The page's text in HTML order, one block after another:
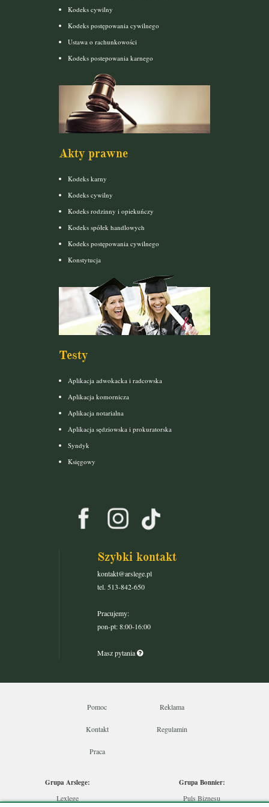
Kodeks cywilny
Kodeks postępowania cywilnego
Ustawa o rachunkowości
Kodeks postepowania karnego
Akty prawne
Kodeks karny
Kodeks cywilny
Kodeks rodzinny i opiekuńczy
Kodeks spółek handlowych
Kodeks postępowania cywilnego
Konstytucja
Testy
Aplikacja adwokacka i radcowska
Aplikacja komornicza
Aplikacja notarialna
Aplikacja sędziowska i prokuratorska
Syndyk
Księgowy
Szybki kontakt
kontakt@arslege.pl
tel. 513-842-650
Pracujemy:
pon-pt: 8:00-16:00
Masz pytania
Pomoc Reklama
Kontakt Regulamin
Praca
Grupa Arslege:
Lexlege
Grupa Bonnier:
Puls Biznesu